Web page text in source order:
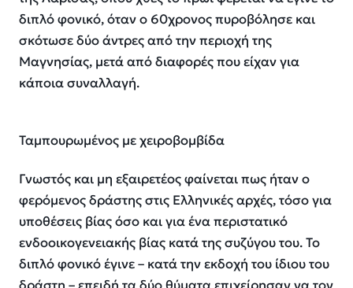
διπλό φονικό, όταν ο 60χρονος πυροβόλησε και
σκότωσε δύο άντρες από την περιοχή της
Μαγνησίας, μετά από διαφορές που είχαν για
κάποια συναλλαγή.
Ταμπουρωμένος με χειροβομβίδα
Γνωστός και μη εξαιρετέος φαίνεται πως ήταν ο
φερόμενος δράστης στις Ελληνικές αρχές, τόσο για
υποθέσεις βίας όσο και για ένα περιστατικό
ενδοοικογενειακής βίας κατά της συζύγου του. Το
διπλό φονικό έγινε – κατά την εκδοχή του ίδιου του